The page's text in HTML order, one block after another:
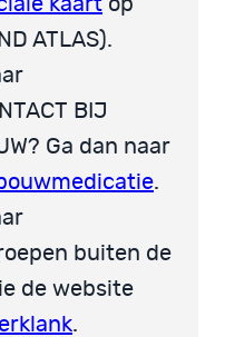
ATLAS).
BIJ
Ga dan naar
.
buiten de
de website
.